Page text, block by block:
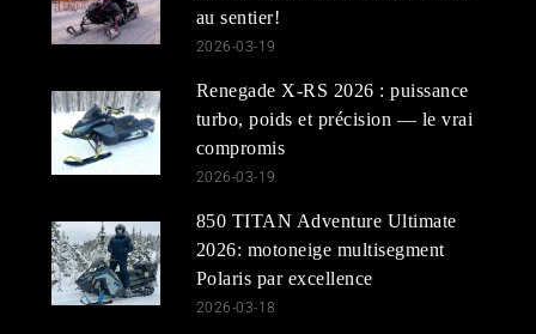
au sentier!
2026-03-19
Renegade X-RS 2026 : puissance
turbo, poids et précision — le vrai
compromis
2026-03-19
850 TITAN Adventure Ultimate
2026: motoneige multisegment
Polaris par excellence
2026-03-18